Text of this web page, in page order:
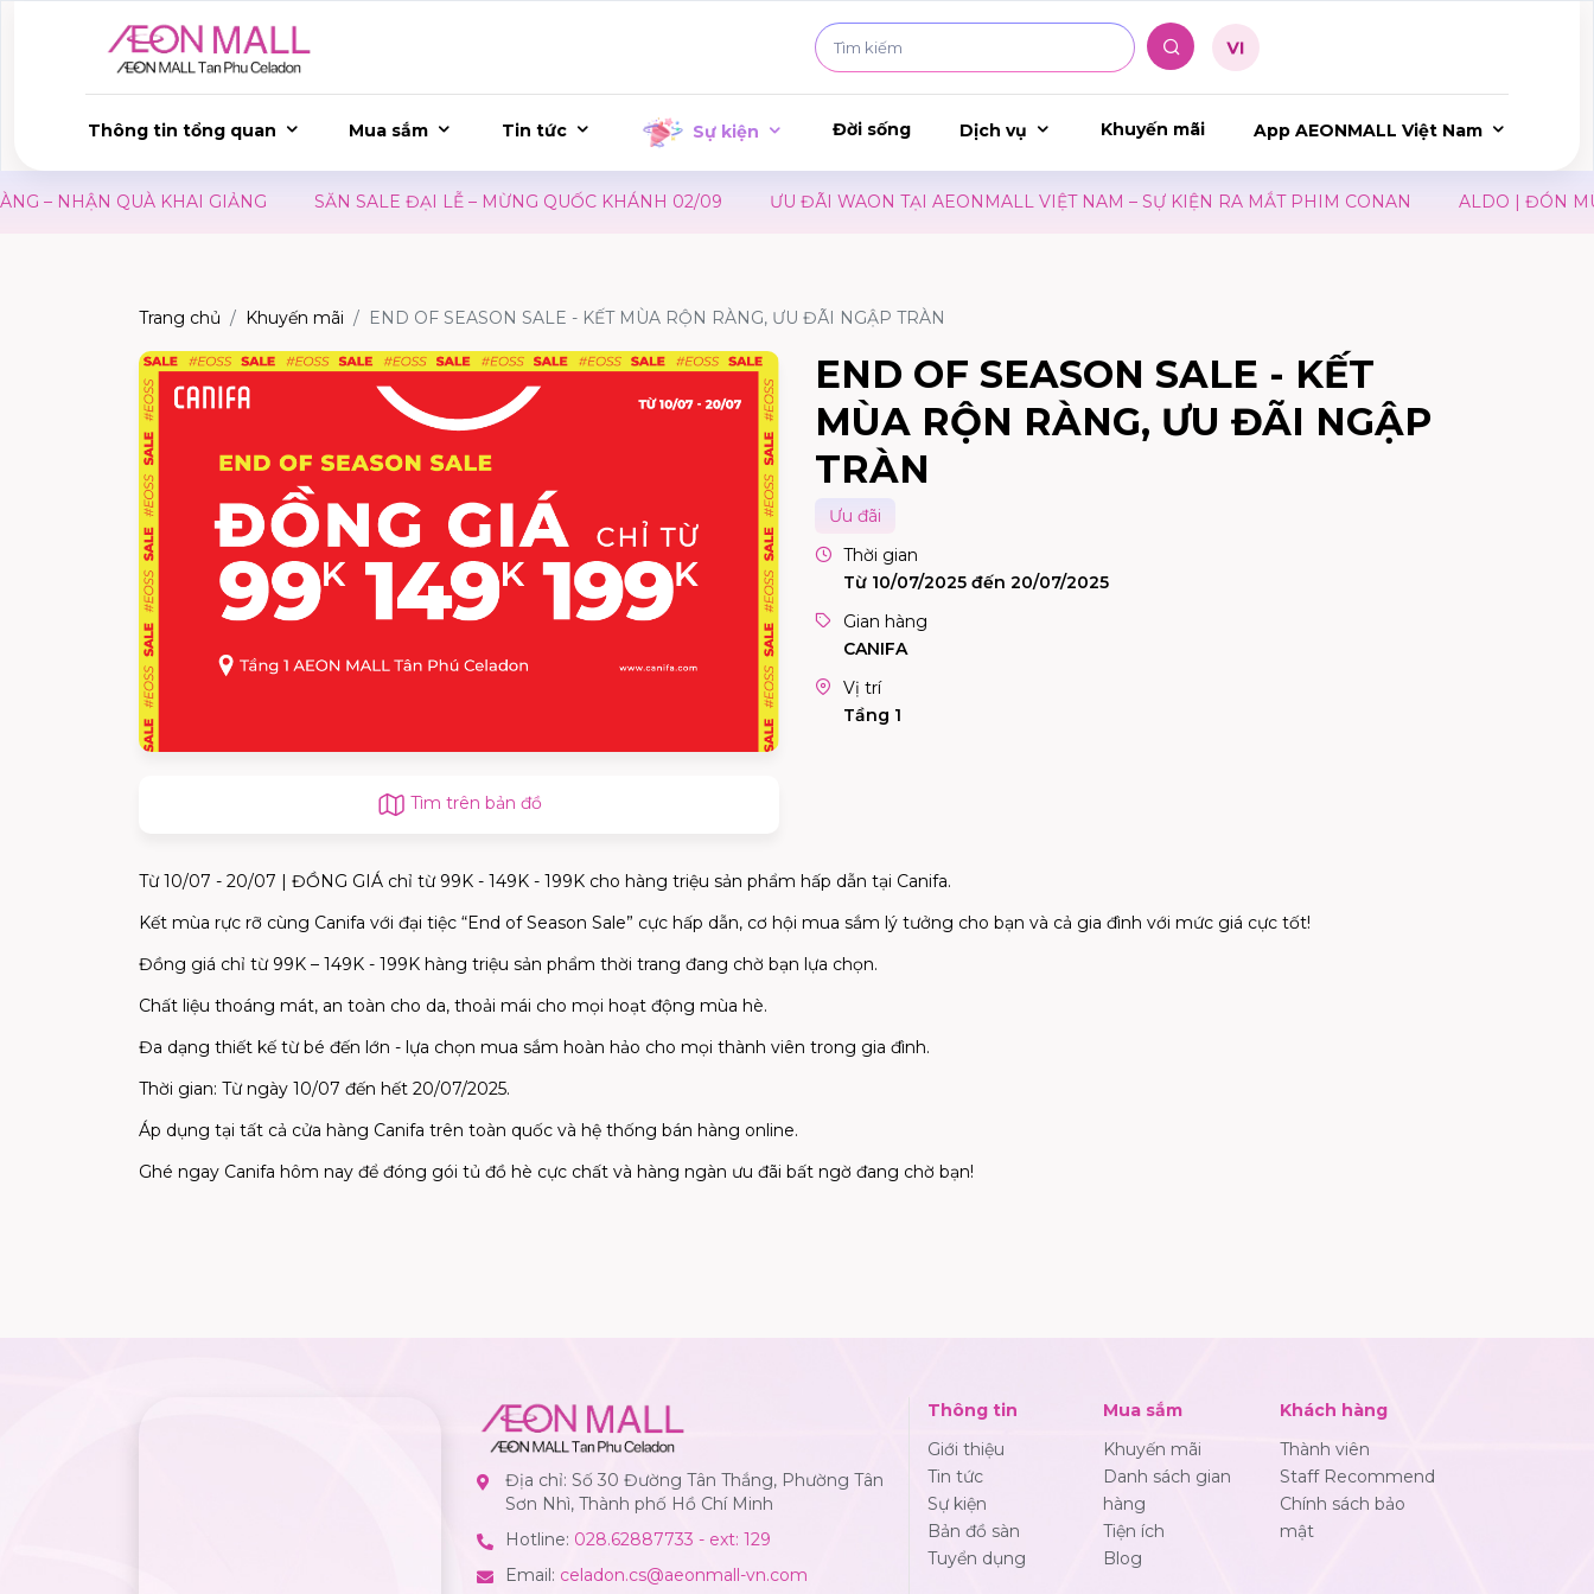
Thông tin tổng quan Mua sắm Tin tức Sự kiện Đời sống Dịch vụ Khuyến mãi App AEONMALL Việt Nam
– NHẬN QUÀ KHAI GIẢNG SĂN SALE ĐẠI LỄ – MỪNG QUỐC KHÁNH 02/09 ƯU ĐÃI WAON TẠI AEONMALL VIỆT NAM – SỰ KIỆN RA MẮT PHIM CONAN ALDO | ĐÓN MÙA
Trang chủ Khuyến mãi END OF SEASON SALE - KẾT MÙA RỘN RÀNG, ƯU ĐÃI NGẬP TRÀN
Tìm trên bản đồ
END OF SEASON SALE - KẾT
MÙA RỘN RÀNG, ƯU ĐÃI NGẬP
TRÀN
Ưu đãi
Thời gian
Từ 10/07/2025 đến 20/07/2025
Gian hàng
CANIFA
Vị trí
Tầng 1
Từ 10/07 - 20/07 | ĐỒNG GIÁ chỉ từ 99K - 149K - 199K cho hàng triệu sản phẩm hấp dẫn tại Canifa.
Kết mùa rực rỡ cùng Canifa với đại tiệc “End of Season Sale” cực hấp dẫn, cơ hội mua sắm lý tưởng cho bạn và cả gia đình với mức giá cực tốt!
Đồng giá chỉ từ 99K – 149K - 199K hàng triệu sản phẩm thời trang đang chờ bạn lựa chọn.
Chất liệu thoáng mát, an toàn cho da, thoải mái cho mọi hoạt động mùa hè.
Đa dạng thiết kế từ bé đến lớn - lựa chọn mua sắm hoàn hảo cho mọi thành viên trong gia đình.
Thời gian: Từ ngày 10/07 đến hết 20/07/2025.
Áp dụng tại tất cả cửa hàng Canifa trên toàn quốc và hệ thống bán hàng online.
Ghé ngay Canifa hôm nay để đóng gói tủ đồ hè cực chất và hàng ngàn ưu đãi bất ngờ đang chờ bạn!
Địa chỉ: Số 30 Đường Tân Thắng, Phường Tân
Sơn Nhì, Thành phố Hồ Chí Minh
Hotline: 028.62887733 - ext: 129
Email: celadon.cs@aeonmall-vn.com
Thông tin
Giới thiệu
Tin tức
Sự kiện
Bản đồ sàn
Tuyển dụng
Mua sắm
Khuyến mãi
Danh sách gian
hàng
Tiện ích
Blog
Khách hàng
Thành viên
Staff Recommend
Chính sách bảo
mật